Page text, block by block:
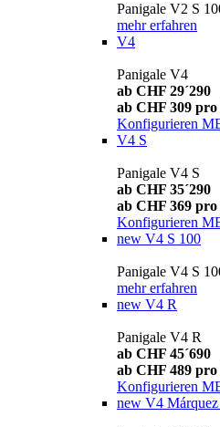
Panigale V2 S
mehr erfahren
V4
Panigale V4
ab CHF 29´290
ab CHF 309
Konfigurieren
V4 S
Panigale V4 S
ab CHF 35´290
ab CHF 369
Konfigurieren
new V4 S 100
Panigale V4 S
mehr erfahren
new V4 R
Panigale V4 R
ab CHF 45´690
ab CHF 489
Konfigurieren
new V4